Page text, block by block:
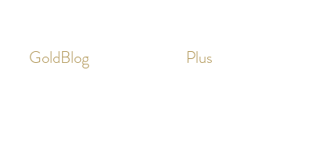
GoldBlog Plus